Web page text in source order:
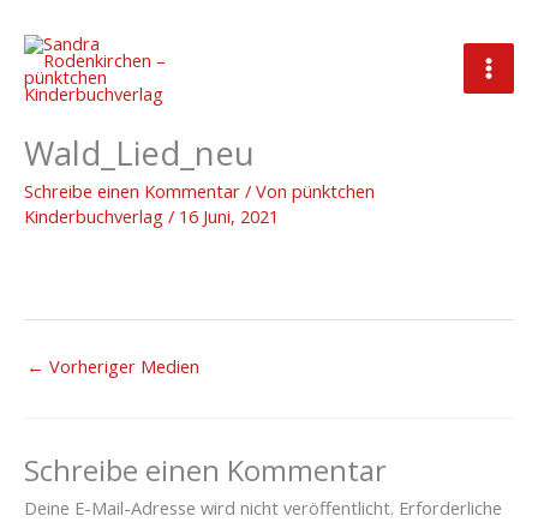
Inhalt
springen
Vorschaubild_Schattenspiel im
Wald_Lied_neu
Schreibe einen Kommentar / Von pünktchen
Kinderbuchverlag / 16 Juni, 2021
← Vorheriger Medien
Schreibe einen Kommentar
Deine E-Mail-Adresse wird nicht veröffentlicht. Erforderliche